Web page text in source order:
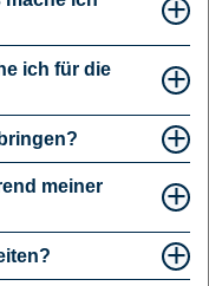
ich für die
meiner